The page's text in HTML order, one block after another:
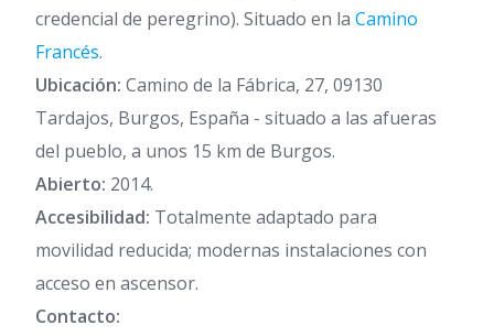
credencial de peregrino). Situado en la Camino
Francés.
Ubicación: Camino de la Fábrica, 27, 09130
Tardajos, Burgos, España - situado a las afueras
del pueblo, a unos 15 km de Burgos.
Abierto: 2014.
Accesibilidad: Totalmente adaptado para
movilidad reducida; modernas instalaciones con
acceso en ascensor.
Contacto: